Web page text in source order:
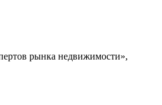
рынка недвижимости»,